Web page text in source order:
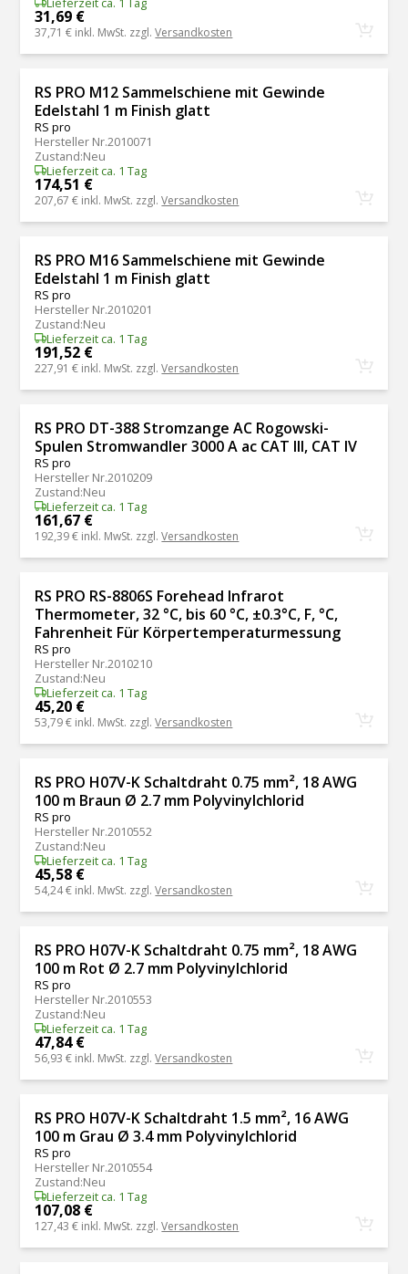
31,69 €
37,71 € inkl. MwSt. zzgl.Versandkosten
RS PRO M12 Sammelschiene mit Gewinde
Edelstahl 1 m Finish glatt
RS pro
Hersteller Nr.2010071
Zustand:Neu
Lieferzeit ca. 1 Tag
174,51 €
207,67 € inkl. MwSt. zzgl.Versandkosten
RS PRO M16 Sammelschiene mit Gewinde
Edelstahl 1 m Finish glatt
RS pro
Hersteller Nr.2010201
Zustand:Neu
Lieferzeit ca. 1 Tag
191,52 €
227,91 € inkl. MwSt. zzgl.Versandkosten
RS PRO DT-388 Stromzange AC Rogowski-
Spulen Stromwandler 3000 A ac CAT III, CAT IV
RS pro
Hersteller Nr.2010209
Zustand:Neu
Lieferzeit ca. 1 Tag
161,67 €
192,39 € inkl. MwSt. zzgl.Versandkosten
RS PRO RS-8806S Forehead Infrarot
Thermometer, 32 °C, bis 60 °C, ±0.3°C, F, °C,
Fahrenheit Für Körpertemperaturmessung
RS pro
Hersteller Nr.2010210
Zustand:Neu
Lieferzeit ca. 1 Tag
45,20 €
53,79 € inkl. MwSt. zzgl.Versandkosten
RS PRO H07V-K Schaltdraht 0.75 mm², 18 AWG
100 m Braun Ø 2.7 mm Polyvinylchlorid
RS pro
Hersteller Nr.2010552
Zustand:Neu
Lieferzeit ca. 1 Tag
45,58 €
54,24 € inkl. MwSt. zzgl.Versandkosten
RS PRO H07V-K Schaltdraht 0.75 mm², 18 AWG
100 m Rot Ø 2.7 mm Polyvinylchlorid
RS pro
Hersteller Nr.2010553
Zustand:Neu
Lieferzeit ca. 1 Tag
47,84 €
56,93 € inkl. MwSt. zzgl.Versandkosten
RS PRO H07V-K Schaltdraht 1.5 mm², 16 AWG
100 m Grau Ø 3.4 mm Polyvinylchlorid
RS pro
Hersteller Nr.2010554
Zustand:Neu
Lieferzeit ca. 1 Tag
107,08 €
127,43 € inkl. MwSt. zzgl.Versandkosten